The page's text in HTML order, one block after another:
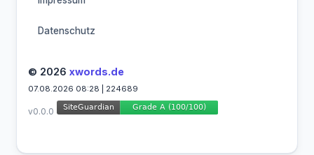
Datenschutz
© 2026 xwords.de
07.08.2026 08:28 | 224689
v0.0.0